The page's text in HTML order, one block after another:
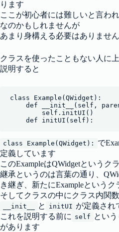
ります
ここが初心者には難しいと言わ
なのかもしれませんが
あまり身構える必要はありません
クラスを使ったこともない人に
説明すると
class Example(QWidget):
def __init__(self,
        self.initUI()
    def initUI(self):
class Example(QWidget):
で
定義しています
このExampleはQWidgetというク
継承というのは言葉の通り、
き継ぎ、新たにExampleという
そしてクラスの中にクラス内関
__init__ と initUI が定義され
これを説明する前に self とい
があります